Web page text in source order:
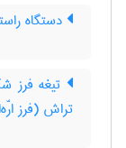
دستگاه
تیغه فرز
تراش (فرز